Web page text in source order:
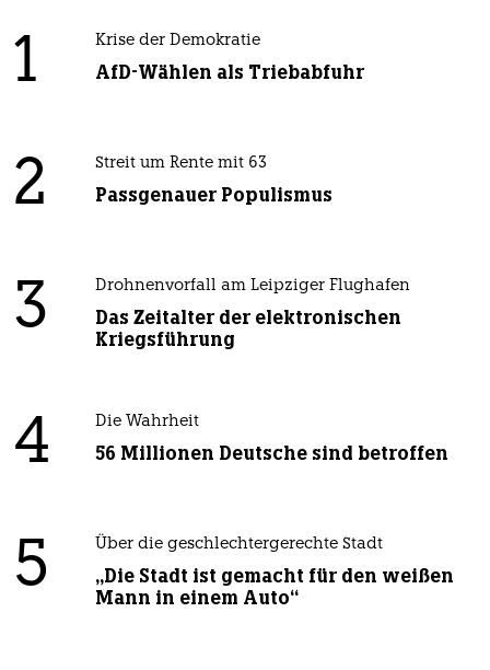
1 Krise der Demokratie
AfD-Wählen als Triebabfuhr
2 Streit um Rente mit 63
Passgenauer Populismus
3 Drohnenvorfall am Leipziger Flughafen
Das Zeitalter der elektronischen
Kriegsführung
4 Die Wahrheit
56 Millionen Deutsche sind betroffen
5 Über die geschlechtergerechte Stadt
„Die Stadt ist gemacht für den weißen
Mann in einem Auto“